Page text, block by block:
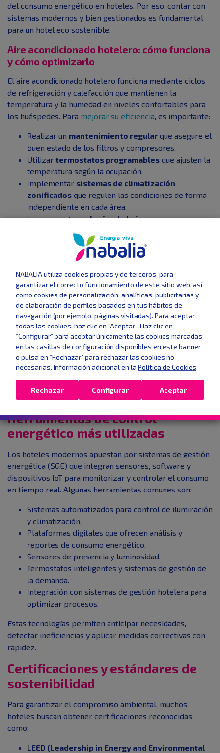
del consumo energético en hoteles. Por eso, contar con
sistemas modernos y bien gestionados es fundamental
para un hotel eco sostenible.
Aire acondicionado hotelero: cómo funciona
y cómo optimizarlo
El aire acondicionado hotelero funciona mediante ciclos
de refrigeración y calefacción que mantienen la
temperatura y la humedad en niveles confortables para
los huéspedes. Para mejorar su eficiencia , es importante:
Realizar un mantenimiento regular que asegure el
buen estado de los filtros y compresores.
Utilizar termostatos programables que ajusten la
temperatura según la ocupación.
Implementar sistemas de climatización
zonificados que regulen las condiciones de forma
independiente en cada área.
Incorporartecnologías de bajo consumoy
uso responsablepor parte del
Herramientas de control
energético más utilizadas
Los hoteles modernos apuestan por sistemas de gestión
energética (SGE) que integran sensores, software y
dispositivos IoT para monitorizar y controlar el consumo
en tiempo real. Algunas herramientas comunes son:
Sistemas automatizados para control de iluminación
y climatización.
Plataformas digitales que ofrecen análisis y
reportes de consumo energético.
Sensores de presencia y luminosidad.
Termostatos inteligentes y sistemas de gestión de
la demanda.
Integración con sistemas de gestión hotelera para
optimizar procesos.
Estas tecnologías permiten anticipar necesidades,
detectar ineficiencias y aplicar medidas correctivas con
rapidez.
Certificaciones y estándares de
sostenibilidad
Para garantizar el compromiso ambiental, muchos
hoteles buscan obtener certificaciones reconocidas
como:
LEED (Leadership in Energy and Environmental
NABALIA utiliza cookies propias y de terceros, para
garantizar el correcto funcionamiento de este sitio web, así
como cookies de personalización, analíticas, publicitarias y
de elaboración de perfiles basados en tus hábitos de
navegación (por ejemplo, páginas visitadas). Para aceptar
todas las cookies, haz clic en “Aceptar”. Haz clic en
“Configurar” para aceptar únicamente las cookies marcadas
en las casillas de configuración disponibles en este banner
o pulsa en “Rechazar” para rechazar las cookies no
necesarias. Información adicional en la Política de Cookies.
Rechazar Configurar Aceptar